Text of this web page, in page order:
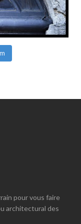
pour vous faire
architectural des